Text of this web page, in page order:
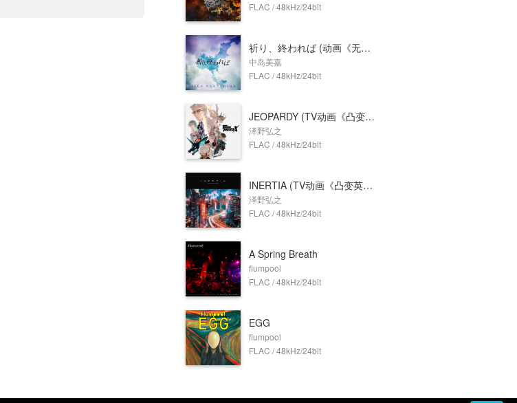
FLAC / 48kHz/24bit
祈り、終われば (动画《无职转生～到了异世界就拿出真本事～》片尾主题曲)
中岛美嘉
FLAC / 48kHz/24bit
JEOPARDY (TV动画《凸变英雄X》主题曲)
泽野弘之
FLAC / 48kHz/24bit
INERTIA (TV动画《凸变英雄X》片头曲)
泽野弘之
FLAC / 48kHz/24bit
A Spring Breath
flumpool
FLAC / 48kHz/24bit
EGG
flumpool
FLAC / 48kHz/24bit